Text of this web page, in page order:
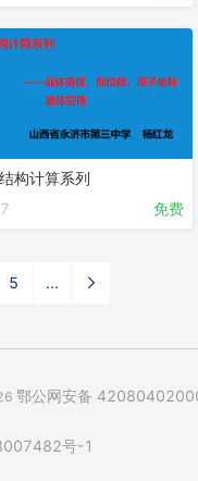
构计算系列
免费
5 ...
鄂公网安备
号-1